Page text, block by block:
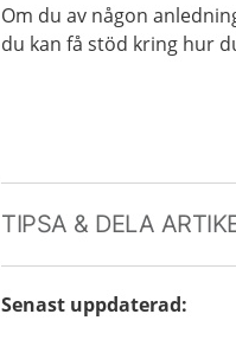
Om du av någon
du kan få stöd kring hur
TIPSA & DELA
Senast uppdaterad: